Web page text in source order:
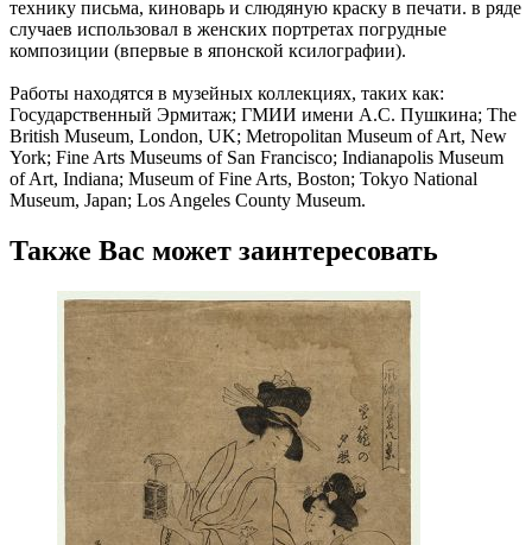
технику письма, киноварь и слюдяную краску в печати. в ряде
случаев использовал в женских портретах погрудные
композиции (впервые в японской ксилографии).
Работы находятся в музейных коллекциях, таких как:
Государственный Эрмитаж; ГМИИ имени А.С. Пушкина; The
British Museum, London, UK; Metropolitan Museum of Art, New
York; Fine Arts Museums of San Francisco; Indianapolis Museum
of Art, Indiana; Museum of Fine Arts, Boston; Tokyo National
Museum, Japan; Los Angeles County Museum.
Также Вас может заинтересовать